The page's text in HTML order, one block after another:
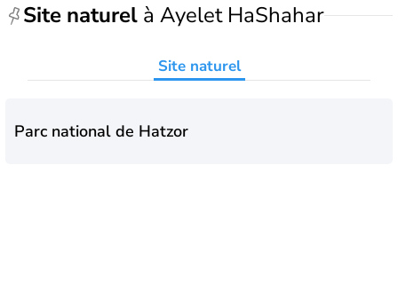
Site naturel à Ayelet HaShahar
Site naturel
Parc national de Hatzor